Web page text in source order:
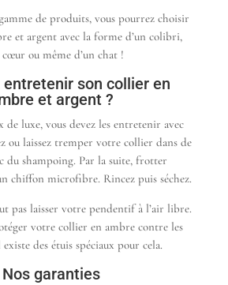
de produits, vous pourrez choisir
et argent avec la forme d’un colibri,
cœur ou même d’un chat !
entretenir son collier en
et argent ?
de luxe, vous devez les entretenir avec
ou laissez tremper votre collier dans de
du shampoing. Par la suite, frotter
chiffon microfibre. Rincez puis séchez.
pas laisser votre pendentif à l’air libre.
votre collier en ambre contre les
des étuis spéciaux pour cela.
Nos garanties